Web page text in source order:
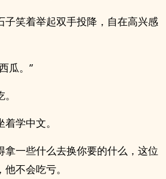
子笑着举起双手投降，自在高兴感
瓜。”
学中文。
拿一些什么去换你要的什么，这位
不会吃亏。